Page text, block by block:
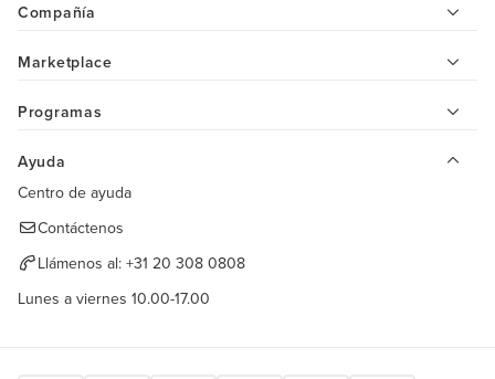
Compañía
Marketplace
Programas
Ayuda
Centro de ayuda
Contáctenos
Llámenos al: +31 20 308 0808
Lunes a viernes 10.00-17.00